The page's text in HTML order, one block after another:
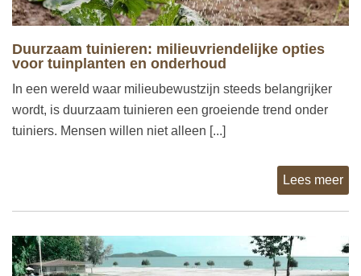
Duurzaam tuinieren: milieuvriendelijke opties
voor tuinplanten en onderhoud
In een wereld waar milieubewustzijn steeds belangrijker
wordt, is duurzaam tuinieren een groeiende trend onder
tuiniers. Mensen willen niet alleen [...]
Lees meer